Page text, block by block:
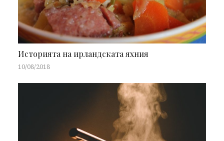
Историята на ирландската яхния
10/08/2018